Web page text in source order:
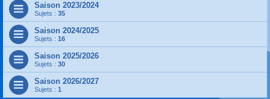
Saison 2023/2024
Sujets : 35
Saison 2024/2025
Sujets : 16
Saison 2025/2026
Sujets : 30
Saison 2026/2027
Sujets : 1